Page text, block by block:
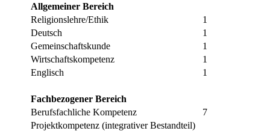
Allgemeiner Bereich
Religionslehre/Ethik
1
Deutsch
1
Gemeinschaftskunde
1
Wirtschaftskompetenz
1
Englisch
1
Fachbezogener Bereich
Berufsfachliche Kompetenz
7
Projektkompetenz (integrativer Bestandteil)